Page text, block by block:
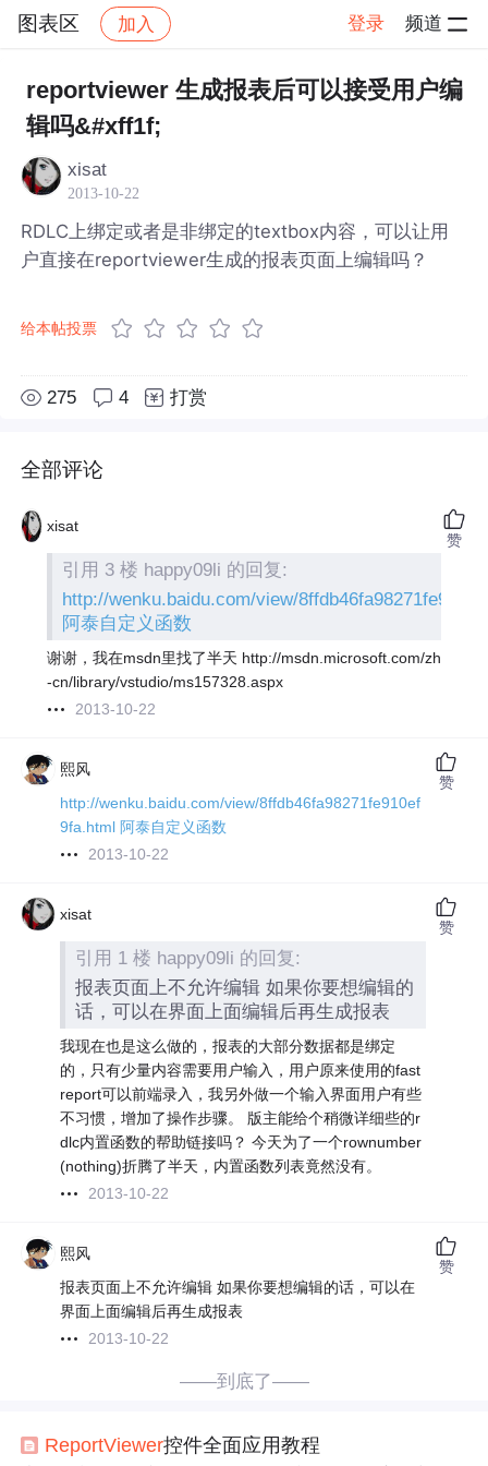
图表区 加入 登录 频道
图表区 帖子详情
reportviewer 生成报表后可以接受用户编
辑吗&#xff1f;
xisat
2013-10-22
RDLC上绑定或者是非绑定的textbox内容，可以让用
户直接在reportviewer生成的报表页面上编辑吗？
给本帖投票
275 4 打赏
全部评论
xisat
引用 3 楼 happy09li 的回复:
http://wenku.baidu.com/view/
阿泰自定义函数
谢谢，我在msdn里找了半天 http://msdn.microsoft.com/zh
-cn/library/vstudio/ms157328.aspx
2013-10-22
赞
熙风
http://wenku.baidu.com/view/8ffdb46fa98271fe910ef
9fa.html 阿泰自定义函数
2013-10-22
赞
xisat
引用 1 楼 happy09li 的回复:
报表页面上不允许编辑 如果你要想编辑的
话，可以在界面上面编辑后再生成报表
我现在也是这么做的，报表的大部分数据都是绑定
的，只有少量内容需要用户输入，用户原来使用的fast
report可以前端录入，我另外做一个输入界面用户有些
不习惯，增加了操作步骤。 版主能给个稍微详细些的r
dlc内置函数的帮助链接吗？ 今天为了一个rownumber
(nothing)折腾了半天，内置函数列表竟然没有。
2013-10-22
赞
熙风
报表页面上不允许编辑 如果你要想编辑的话，可以在
界面上面编辑后再生成报表
2013-10-22
赞
——到底了——
ReportViewer控件全面应用教程